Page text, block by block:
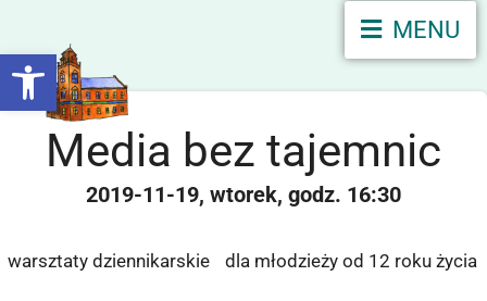
Otwórz pasek narzędzi
MENU
Media bez tajemnic
2019-11-19 wtorek 16:30
warsztaty dziennikarskie dla młodzieży od 12 roku życia